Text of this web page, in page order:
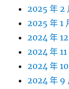
2025 年 2
2025 年 1
2024 年 12
2024 年 11
2024 年 10
2024 年 9